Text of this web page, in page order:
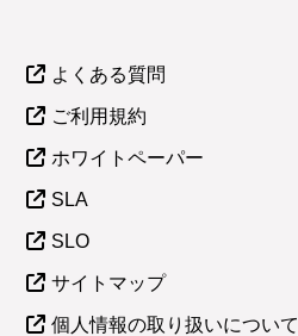
よくある質問
ご利用規約
ホワイトペーパー
SLA
SLO
サイトマップ
個人情報の取り扱いについて